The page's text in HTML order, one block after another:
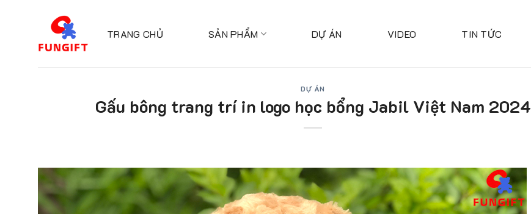
TRANG CHỦ SẢN PHẨM DỰ ÁN VIDEO TIN TỨC
DỰ ÁN
Gấu bông trang trí in logo học bổng Jabil Việt Nam 2024